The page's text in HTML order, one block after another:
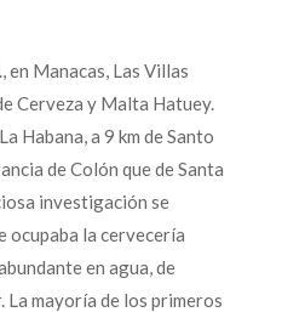
en Manacas, Las Villas
Cerveza y Malta Hatuey.
Habana, a 9 km de Santo
de Colón que de Santa
investigación se
ocupaba la cervecería
en agua, de
mayoría de los primeros